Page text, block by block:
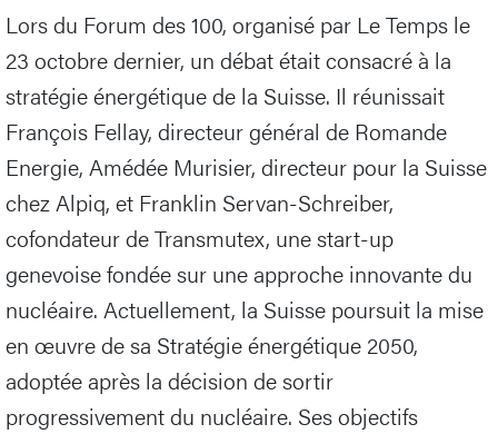
Lors du Forum des 100, organisé par Le Temps le
23 octobre dernier, un débat était consacré à la
stratégie énergétique de la Suisse. Il réunissait
François Fellay, directeur général de Romande
Energie, Amédée Murisier, directeur pour la Suisse
chez Alpiq, et Franklin Servan-Schreiber,
cofondateur de Transmutex, une start-up
genevoise fondée sur une approche innovante du
nucléaire. Actuellement, la Suisse poursuit la mise
en œuvre de sa Stratégie énergétique 2050,
adoptée après la décision de sortir
progressivement du nucléaire. Ses objectifs